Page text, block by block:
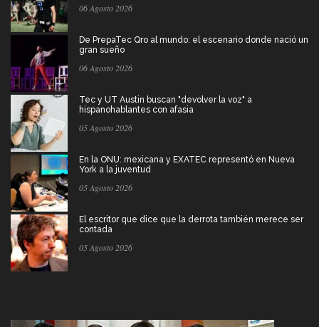
06 Agosto 2026
De PrepaTec Qro al mundo: el escenario donde nació un
gran sueño
06 Agosto 2026
Tec y UT Austin buscan "devolver la voz" a
hispanohablantes con afasia
05 Agosto 2026
En la ONU: mexicana y EXATEC representó en Nueva
York a la juventud
05 Agosto 2026
El escritor que dice que la derrota también merece ser
contada
05 Agosto 2026